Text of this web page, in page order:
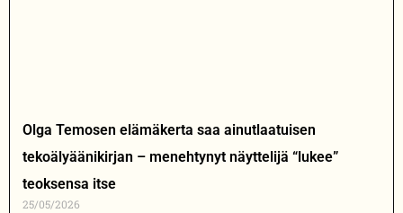
Olga Temosen elämäkerta saa ainutlaatuisen
tekoälyäänikirjan – menehtynyt näyttelijä “lukee”
teoksensa itse
25/05/2026